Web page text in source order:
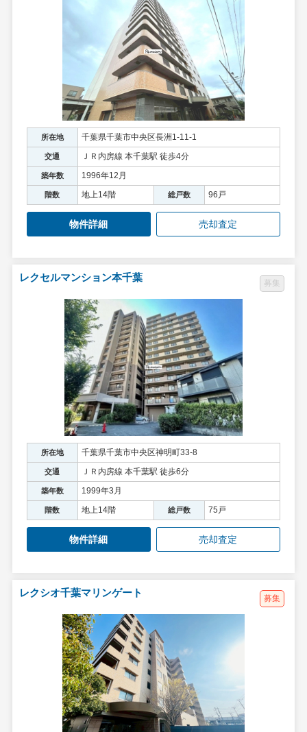
所在地 千葉県千葉市中央区長洲1-11-1
交通 ＪＲ内房線 本千葉駅 徒歩4分
築年数 1996年12月
階数 地上14階 総戸数 96戸
物件詳細 売却査定
レクセルマンション本千葉 募集
所在地 千葉県千葉市中央区神明町33-8
交通 ＪＲ内房線 本千葉駅 徒歩6分
築年数 1999年3月
階数 地上14階 総戸数 75戸
物件詳細 売却査定
レクシオ千葉マリンゲート 募集